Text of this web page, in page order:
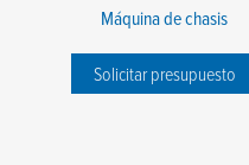
Máquina de chasis
Solicitar presupuesto